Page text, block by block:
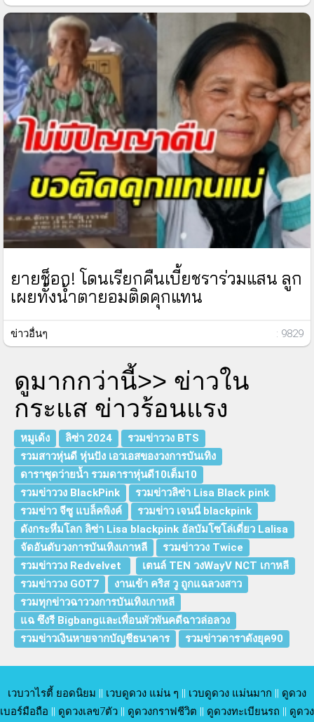
ยายช็อก! โดนเรียกคืนเบี้ยชราร่วมแสน ลูก
เผยทั้งน้ำตายอมติดคุกแทน
ข่าวอื่นๆ : 9829
ดูมากกว่านี้>> ข่าวใน
กระแส ข่าวร้อนแรง
หมูเด้ง ลิซ่า 2024
รวมข่าววง BTS
รวมสาวหุ่นดี หุ่นปัง เอวเอสของวงการบันเทิง
ดาราชุดว่ายน้ำ รวมดาราหุ่นดี10เต็ม10
รวมข่าววง BlackPink
รวมข่าวลิซ่า Lisa Black pink
รวมข่าว จีซู แบล็คพิงค์
รวมข่าว เจนนี่ blackpink
ดังกระหึ่มโลก ลิซ่า Lisa blackpink อัลบัมโซโล่เดี่ยว Lalisa
จัดอันดับวงการบันเทิงเกาหลี
รวมข่าววง Twice
รวมข่าววง Redvelvet
เตนล์ TEN วงWayV NCT เกาหลี
รวมข่าววง GOT7
งานเข้า คริส วู ถูกแฉลวงสาว
รวมทุกข่าวฉาววงการบันเทิงเกาหลี
แฉ ซึงรี Bigbangและเพื่อนพัวพันคดีฉาวล่อลวง
รวมข่าวเงินหายจากบัญชีธนาคาร
รวมข่าวดาราดังยุค90
เวบวาไรตี้ ยอดนิยม || เวบดูดวง แม่น ๆ || เวบดูดวง แม่นมาก || ดูดวง
เบอร์มือถือ || ดูดวงเลข7ตัว || ดูดวงกราฟชีวิต || ดูดวงทะเบียนรถ || ดูดวง